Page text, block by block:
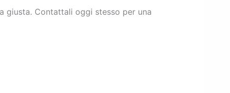
giusta. Contattali oggi stesso per una